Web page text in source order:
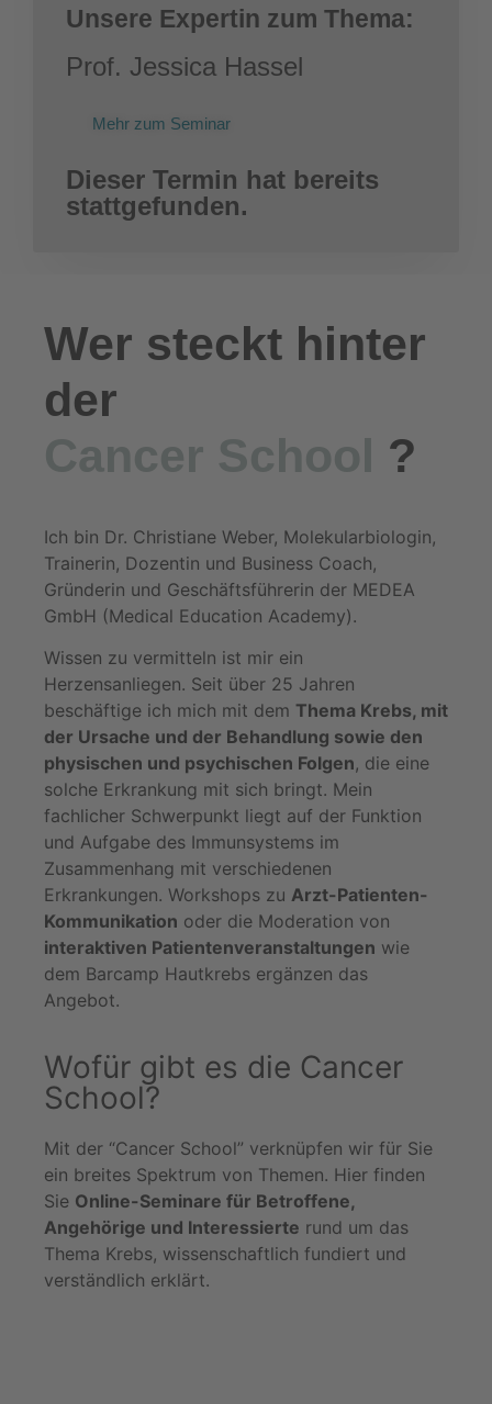
Unsere Expertin zum Thema:
Prof. Jessica Hassel
Mehr zum Seminar
Dieser Termin hat bereits
stattgefunden.
Wer steckt hinter
der
Cancer School ?
Ich bin Dr. Christiane Weber, Molekularbiologin,
Trainerin, Dozentin und Business Coach,
Gründerin und Geschäftsführerin der MEDEA
GmbH (Medical Education Academy).
Wissen zu vermitteln ist mir ein
Herzensanliegen. Seit über 25 Jahren
beschäftige ich mich mit dem Thema Krebs, mit
der Ursache und der Behandlung sowie den
physischen und psychischen Folgen, die eine
solche Erkrankung mit sich bringt. Mein
fachlicher Schwerpunkt liegt auf der Funktion
und Aufgabe des Immunsystems im
Zusammenhang mit verschiedenen
Erkrankungen. Workshops zu Arzt-Patienten-
Kommunikation oder die Moderation von
interaktiven Patientenveranstaltungen wie
dem Barcamp Hautkrebs ergänzen das
Angebot.
Wofür gibt es die Cancer
School?
Mit der “Cancer School” verknüpfen wir für Sie
ein breites Spektrum von Themen. Hier finden
Sie Online-Seminare für Betroffene,
Angehörige und Interessierte rund um das
Thema Krebs, wissenschaftlich fundiert und
verständlich erklärt.